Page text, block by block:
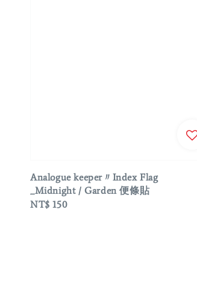
Analogue keeper〃Index Flag
_Midnight / Garden 便條貼
Regular
NT$ 150